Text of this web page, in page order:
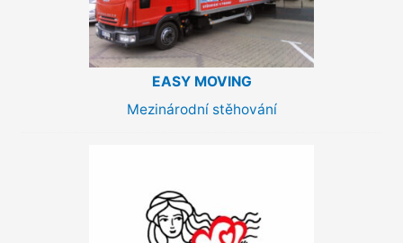
EASY MOVING
Mezinárodní stěhování